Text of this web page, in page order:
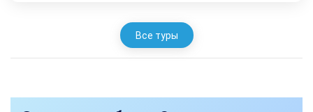
Все туры